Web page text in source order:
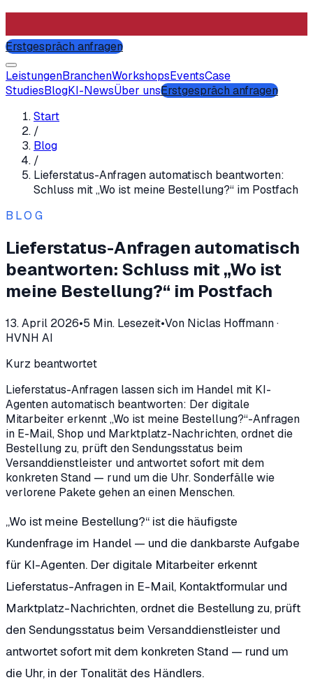
Erstgespräch anfragen
LeistungenBranchenWorkshopsEventsCase
StudiesBlogKI-NewsÜber unsErstgespräch anfragen
Start
/
Blog
/
Lieferstatus-Anfragen automatisch beantworten:
Schluss mit „Wo ist meine Bestellung?“ im Postfach
BLOG
Lieferstatus-Anfragen automatisch
beantworten: Schluss mit „Wo ist
meine Bestellung?“ im Postfach
13. April 2026•5 Min. Lesezeit•Von Niclas Hoffmann·
HVNH AI
Kurz beantwortet
Lieferstatus-Anfragen lassen sich im Handel mit KI-
Agenten automatisch beantworten: Der digitale
Mitarbeiter erkennt „Wo ist meine Bestellung?“-Anfragen
in E-Mail, Shop und Marktplatz-Nachrichten, ordnet die
Bestellung zu, prüft den Sendungsstatus beim
Versanddienstleister und antwortet sofort mit dem
konkreten Stand — rund um die Uhr. Sonderfälle wie
verlorene Pakete gehen an einen Menschen.
„Wo ist meine Bestellung?“ ist die häufigste
Kundenfrage im Handel — und die dankbarste Aufgabe
für KI-Agenten. Der digitale Mitarbeiter erkennt
Lieferstatus-Anfragen in E-Mail, Kontaktformular und
Marktplatz-Nachrichten, ordnet die Bestellung zu, prüft
den Sendungsstatus beim Versanddienstleister und
antwortet sofort mit dem konkreten Stand — rund um
die Uhr, in der Tonalität des Händlers.